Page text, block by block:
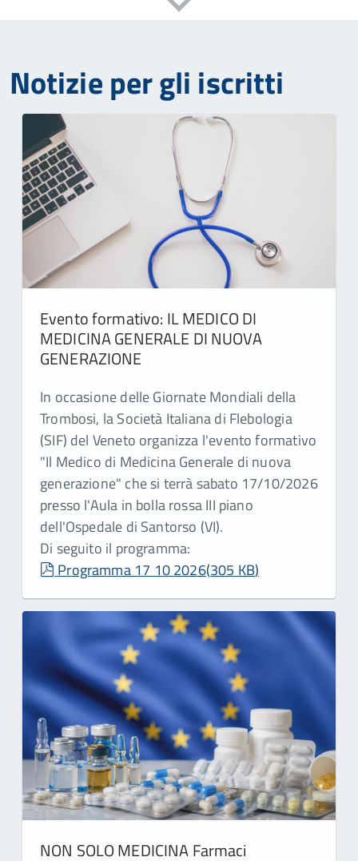
Notizie per gli iscritti
Evento formativo: IL MEDICO DI
MEDICINA GENERALE DI NUOVA
GENERAZIONE
In occasione delle Giornate Mondiali della
Trombosi, la Società Italiana di Flebologia
(SIF) del Veneto organizza l'evento formativo
"Il Medico di Medicina Generale di nuova
generazione" che si terrà sabato 17/10/2026
presso l'Aula in bolla rossa III piano
dell'Ospedale di Santorso (VI).
Di seguito il programma:
pdf
Programma 17 10 2026(305 KB)
NON SOLO MEDICINA Farmaci